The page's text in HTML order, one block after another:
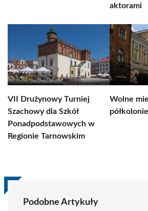
aktorami
VII Drużynowy Turniej
Szachowy dla Szkół
Ponadpodstawowych w
Regionie Tarnowskim
Wolne
Podobne Artykuły